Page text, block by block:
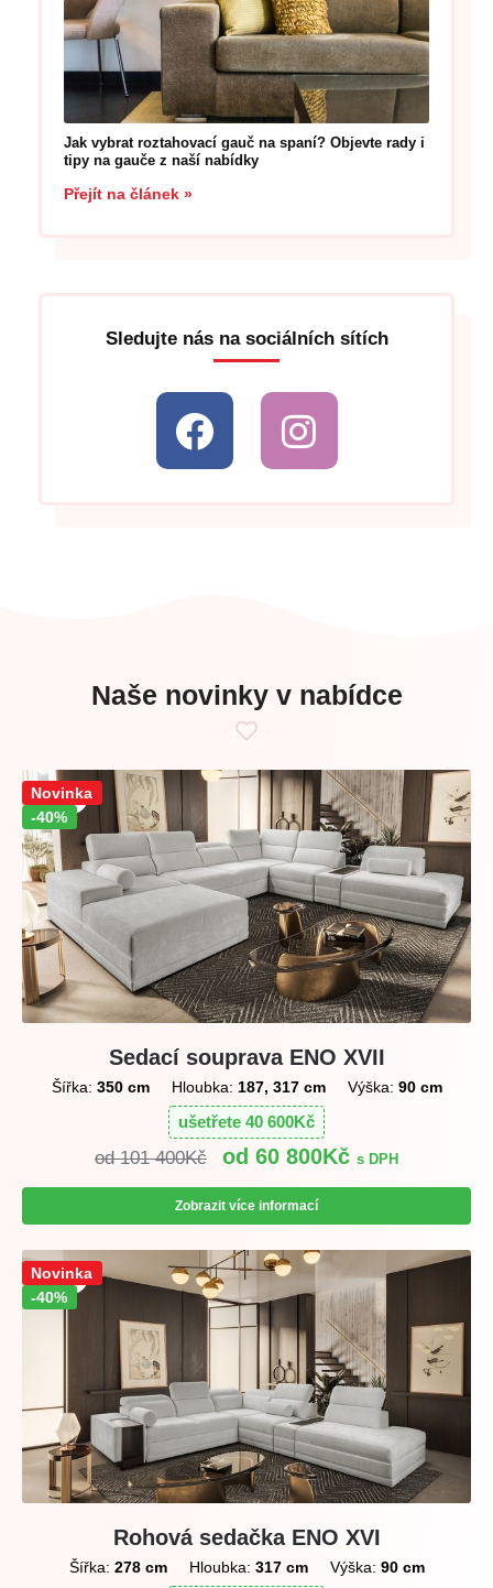
Jak vybrat roztahovací gauč na spaní? Objevte rady i
tipy na gauče z naší nabídky
Přejít na článek »
Sledujte nás na sociálních sítích
Naše novinky v nabídce
Sleva!
-40%
Novinka
Sedací souprava ENO XVII
Šířka: 350 cm Hloubka: 187, 317 cm Výška: 90 cm
ušetřete 40 600Kč
101 400Kč 60 800Kč s DPH
Zobrazit více informací
Sleva!
-40%
Novinka
Rohová sedačka ENO XVI
Šířka: 278 cm Hloubka: 317 cm Výška: 90 cm